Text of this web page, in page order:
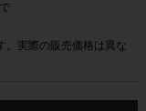
。実際の販売価格は異な